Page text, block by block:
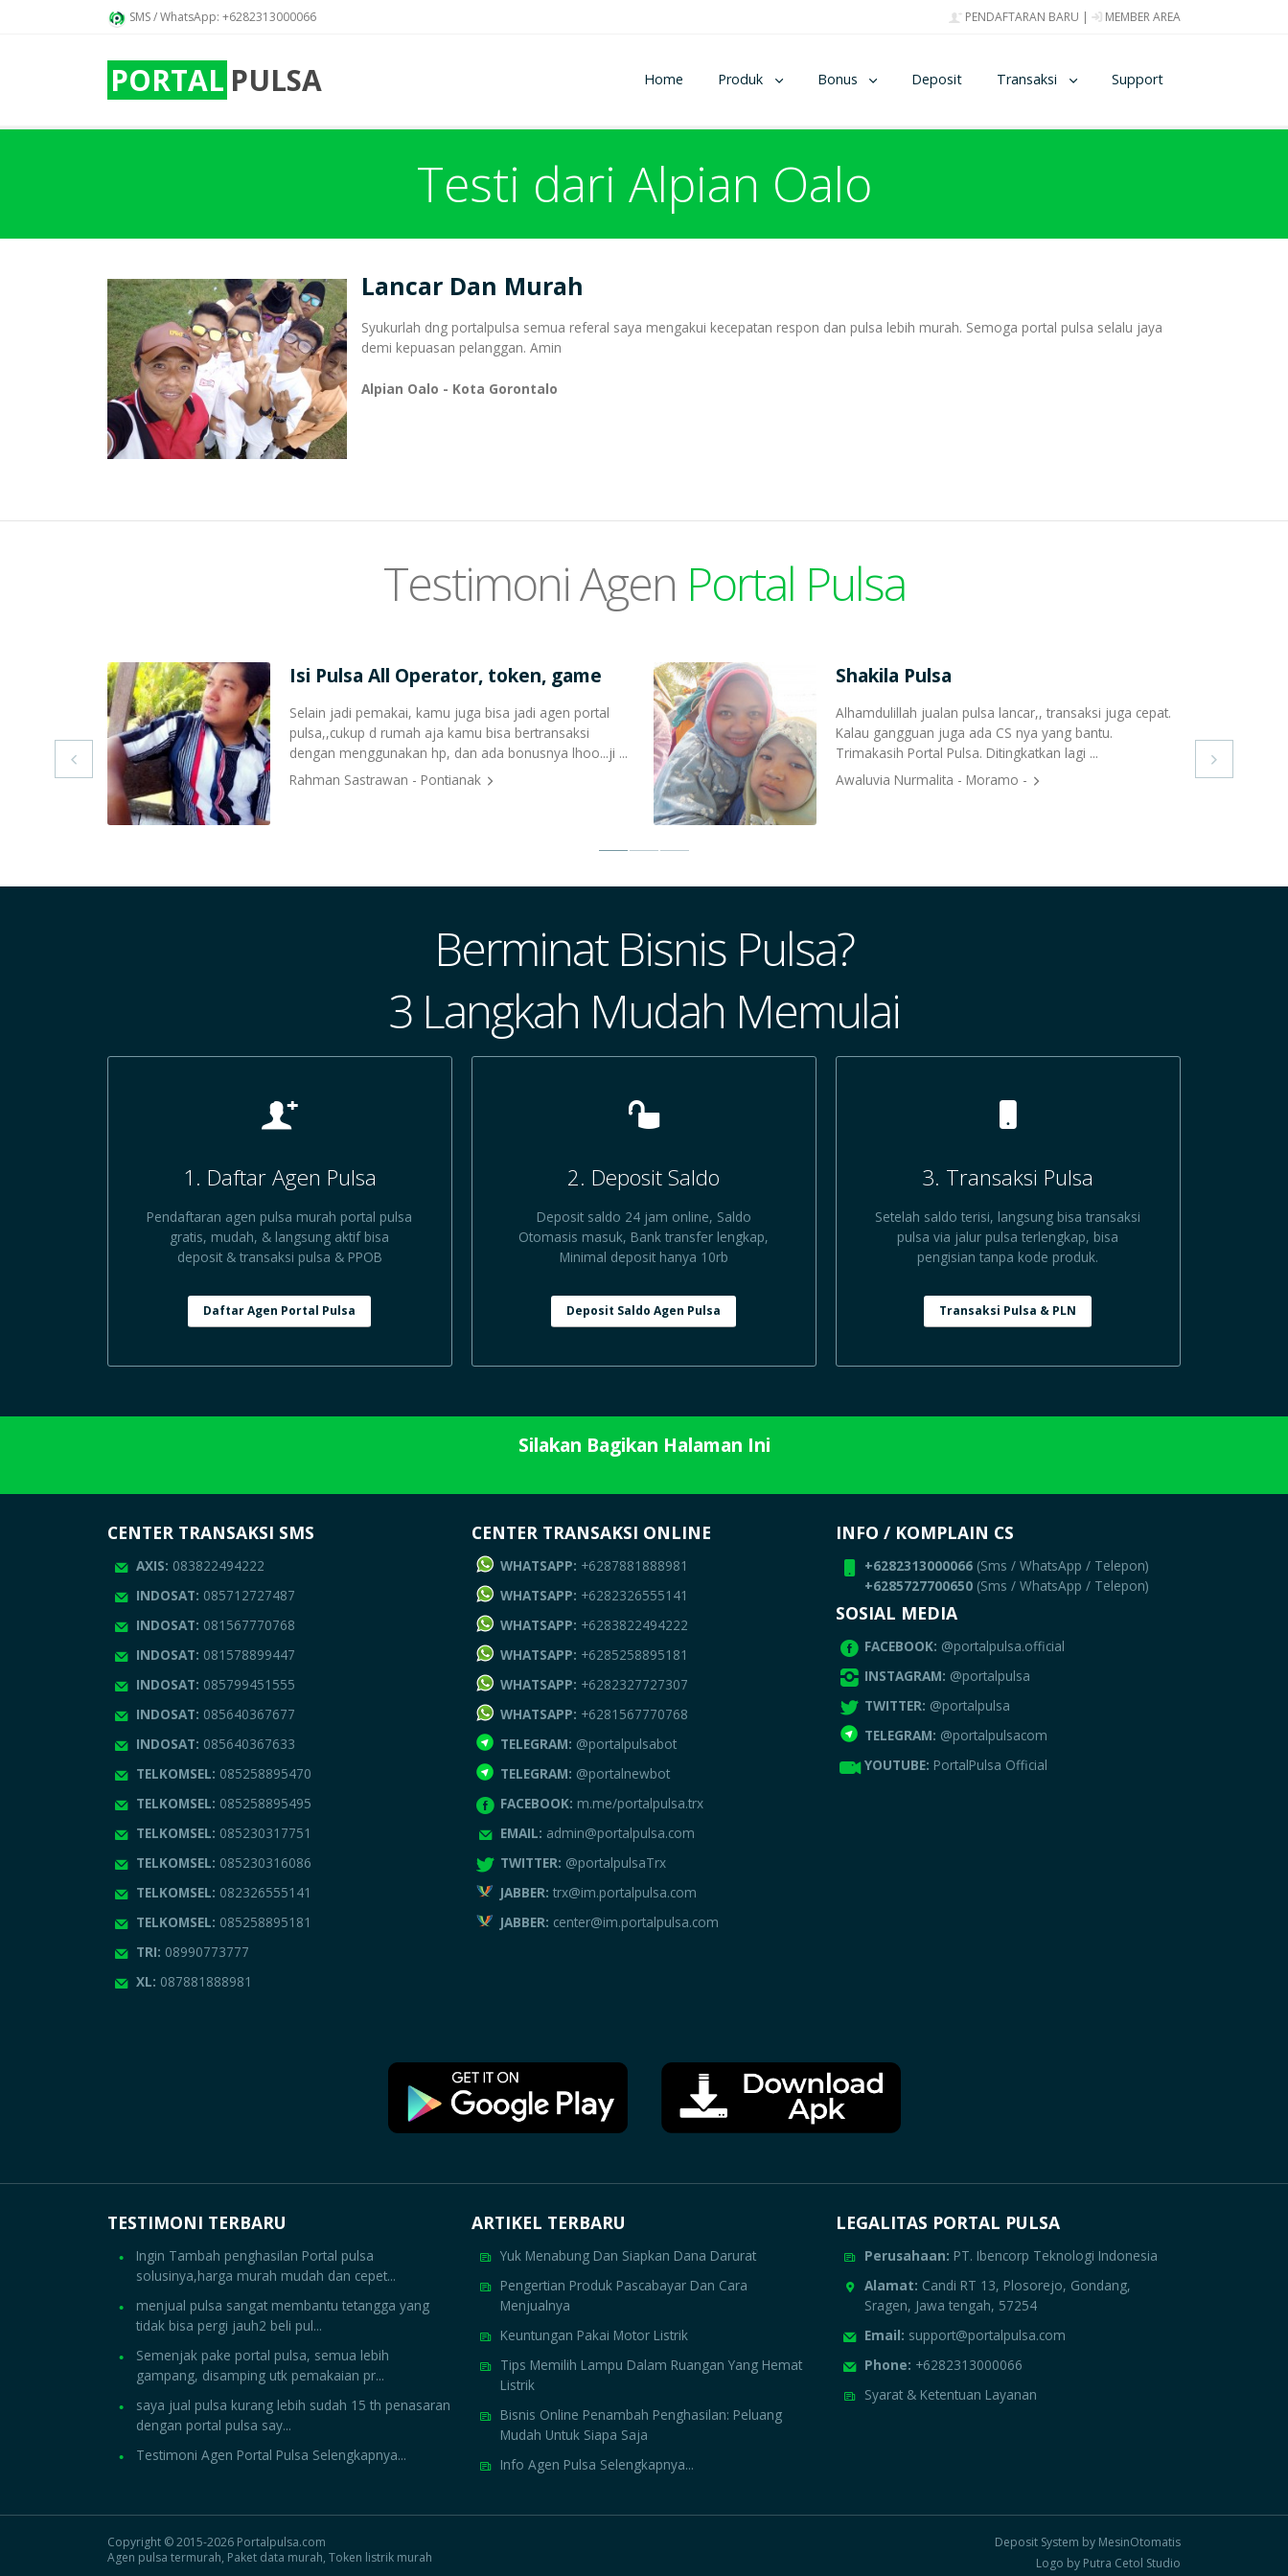
SMS / WhatsApp: +6282313000066 PENDAFTARAN BARU | MEMBER AREA
PORTAL PULSA Home Produk Bonus Deposit Transaksi Support
Testi dari Alpian Oalo
Lancar Dan Murah
Syukurlah dng portalpulsa semua referal saya mengakui kecepatan respon dan pulsa lebih murah. Semoga portal pulsa selalu jaya
demi kepuasan pelanggan. Amin
Alpian Oalo - Kota Gorontalo
Testimoni Agen Portal Pulsa
Isi Pulsa All Operator, token, game
Selain jadi pemakai, kamu juga bisa jadi agen portal
pulsa,,cukup d rumah aja kamu bisa bertransaksi
dengan menggunakan hp, dan ada bonusnya lhoo...ji ...
Rahman Sastrawan - Pontianak
Shakila Pulsa
Alhamdulillah jualan pulsa lancar,, transaksi juga cepat.
Kalau gangguan juga ada CS nya yang bantu.
Trimakasih Portal Pulsa. Ditingkatkan lagi ...
Awaluvia Nurmalita - Moramo -
 
Berminat Bisnis Pulsa?
3 Langkah Mudah Memulai
1. Daftar Agen Pulsa
Pendaftaran agen pulsa murah portal pulsa
gratis, mudah, & langsung aktif bisa
deposit & transaksi pulsa & PPOB
Daftar Agen Portal Pulsa
2. Deposit Saldo
Deposit saldo 24 jam online, Saldo
Otomasis masuk, Bank transfer lengkap,
Minimal deposit hanya 10rb
Deposit Saldo Agen Pulsa
3. Transaksi Pulsa
Setelah saldo terisi, langsung bisa transaksi
pulsa via jalur pulsa terlengkap, bisa
pengisian tanpa kode produk.
Transaksi Pulsa & PLN
Silakan Bagikan Halaman Ini
CENTER TRANSAKSI SMS
AXIS: 083822494222
INDOSAT: 085712727487
INDOSAT: 081567770768
INDOSAT: 081578899447
INDOSAT: 085799451555
INDOSAT: 085640367677
INDOSAT: 085640367633
TELKOMSEL: 085258895470
TELKOMSEL: 085258895495
TELKOMSEL: 085230317751
TELKOMSEL: 085230316086
TELKOMSEL: 082326555141
TELKOMSEL: 085258895181
TRI: 08990773777
XL: 087881888981
CENTER TRANSAKSI ONLINE
WHATSAPP: +6287881888981
WHATSAPP: +6282326555141
WHATSAPP: +6283822494222
WHATSAPP: +6285258895181
WHATSAPP: +6282327727307
WHATSAPP: +6281567770768
TELEGRAM: @portalpulsabot
TELEGRAM: @portalnewbot
FACEBOOK: m.me/portalpulsa.trx
EMAIL: admin@portalpulsa.com
TWITTER: @portalpulsaTrx
JABBER: trx@im.portalpulsa.com
JABBER: center@im.portalpulsa.com
INFO / KOMPLAIN CS
+6282313000066(Sms / WhatsApp / Telepon)
+6285727700650(Sms / WhatsApp / Telepon)
SOSIAL MEDIA
FACEBOOK: @portalpulsa.official
INSTAGRAM: @portalpulsa
TWITTER: @portalpulsa
TELEGRAM: @portalpulsacom
YOUTUBE: PortalPulsa Official
TESTIMONI TERBARU
Ingin Tambah penghasilan Portal pulsa
solusinya,harga murah mudah dan cepet...
menjual pulsa sangat membantu tetangga yang
tidak bisa pergi jauh2 beli pul...
Semenjak pake portal pulsa, semua lebih
gampang, disamping utk pemakaian pr...
saya jual pulsa kurang lebih sudah 15 th penasaran
dengan portal pulsa say...
Testimoni Agen Portal Pulsa Selengkapnya...
ARTIKEL TERBARU
Yuk Menabung Dan Siapkan Dana Darurat
Pengertian Produk Pascabayar Dan Cara
Menjualnya
Keuntungan Pakai Motor Listrik
Tips Memilih Lampu Dalam Ruangan Yang Hemat
Listrik
Bisnis Online Penambah Penghasilan: Peluang
Mudah Untuk Siapa Saja
Info Agen Pulsa Selengkapnya...
LEGALITAS PORTAL PULSA
Perusahaan: PT. Ibencorp Teknologi Indonesia
Alamat: Candi RT 13, Plosorejo, Gondang,
Sragen, Jawa tengah, 57254
Email: support@portalpulsa.com
Phone: +6282313000066
Syarat & Ketentuan Layanan
Copyright © 2015-2026 Portalpulsa.com
Agen pulsa termurah, Paket data murah, Token listrik murah
Deposit System by MesinOtomatis
Logo by Putra Cetol Studio